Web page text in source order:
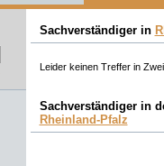
Sachverständiger in
Leider keinen Treffer in
Sachverständiger in
Rheinland-Pfalz